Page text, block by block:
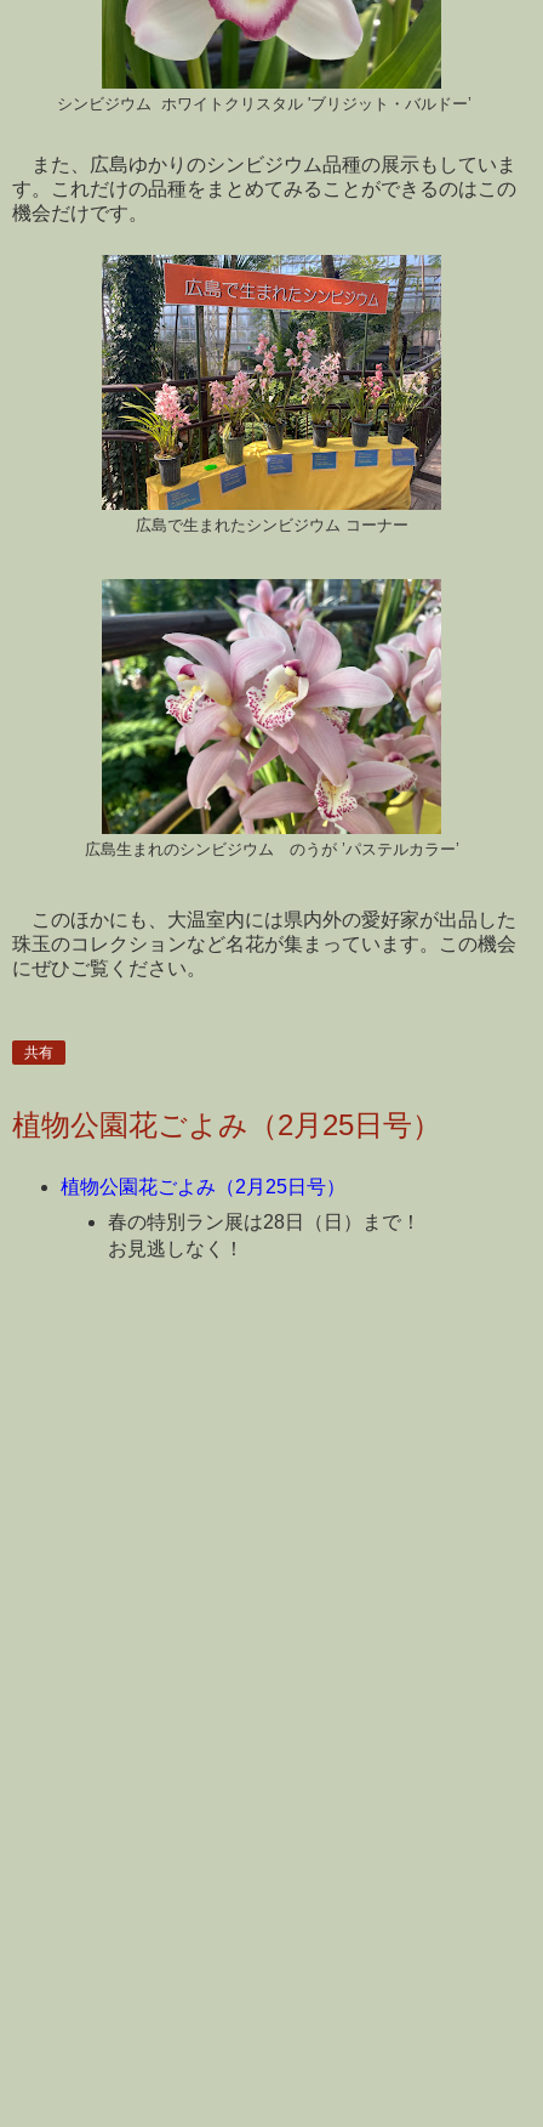
シンビジウム ホワイトクリスタル 'ブリジット・バルドー’
また、広島ゆかりのシンビジウム品種の展示もしていま
す。これだけの品種をまとめてみることができるのはこの
機会だけです。
広島で生まれたシンビジウム コーナー
広島生まれのシンビジウム のうが ’パステルカラー’
このほかにも、大温室内には県内外の愛好家が出品した
珠玉のコレクションなど名花が集まっています。この機会
にぜひご覧ください。
共有
植物公園花ごよみ（2月25日号）
植物公園花ごよみ（2月25日号）
春の特別ラン展は28日（日）まで！
お見逃しなく！